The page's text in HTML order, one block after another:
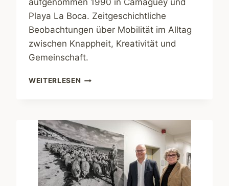
aufgenommen 1990 in Camagüey und
Playa La Boca. Zeitgeschichtliche
Beobachtungen über Mobilität im Alltag
zwischen Knappheit, Kreativität und
Gemeinschaft.
WEITERLESEN KUBA